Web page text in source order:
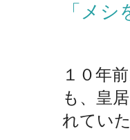
「メ
１０年
も、皇
れていた